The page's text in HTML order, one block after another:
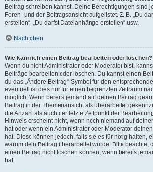
Beitrag schreiben kannst. Deine Berechtigungen sind
Foren- und der Beitragsansicht aufgelistet. Z. B. „Du
erstellen“, „Du darfst Dateianhänge erstellen“ usw.
Nach oben
Wie kann ich einen Beitrag bearbeiten oder löschen?
Wenn du nicht Administrator oder Moderator bist,
Beiträge bearbeiten oder löschen. Du kannst einen
du das „Ändere Beitrag“-Symbol für den
eventuell ist dies nur für einen begrenzten Zeitraum
möglich. Wenn bereits jemand auf deinen Beitrag
Beitrag in der Themenansicht als überarbeitet
die Anzahl als auch der letzte Zeitpunkt der
Hinweis erscheint nicht, wenn noch niemand auf
hat oder wenn ein Administrator oder Moderator
hat. Diese können jedoch, falls sie es für nötig halten,
warum dein Beitrag überarbeitet wurde. Bitte beachte,
einen Beitrag nicht löschen können, wenn bereits
hat.